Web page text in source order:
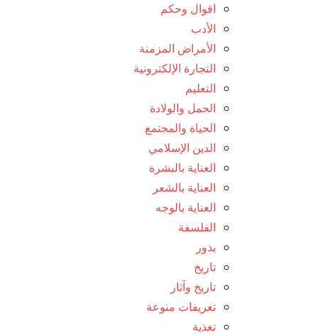
اقوال وحكم
الأدب
الأمراض المزمنة
التجارة الإلكترونية
التعليم
الحمل والولادة
الحياة والمجتمع
الدين الإسلامي
العناية بالبشرة
العناية بالشعر
العناية بالوجه
الفلسفة
بذور
تاريخ
تاريخ وآثار
تعريفات منوعة
تغذية